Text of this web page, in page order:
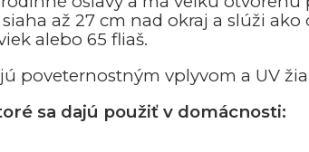
až 27 cm nad okraj a slúži
alebo 65 fliaš.
poveternostným vplyvom a UV
sa dajú použiť v domácnosti: